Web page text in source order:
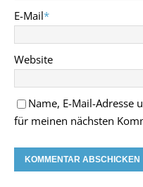
E-Mail*
Website
Name, E-Mail-Adresse
für meinen nächsten